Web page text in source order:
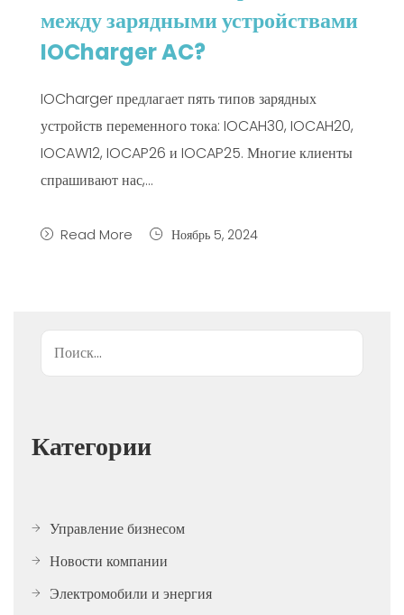
между зарядными устройствами
IOCharger AC?
IOCharger предлагает пять типов зарядных
устройств переменного тока: IOCAH30, IOCAH20,
IOCAW12, IOCAP26 и IOCAP25. Многие клиенты
спрашивают нас,...
Read More Ноябрь 5, 2024
Поиск
Категории
Управление бизнесом
Новости компании
Электромобили и энергия